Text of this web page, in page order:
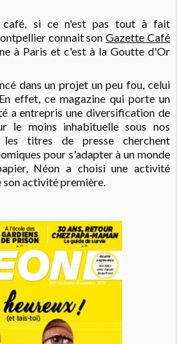
café, si ce n'est pas tout à fait
connait sonGazette Café
à Paris et c'est à la Goutte d'Or
dans un projet un peu fou, celui
effet, ce magazine qui porte un
a entrepris une diversification de
le moins inhabituelle sous nos
titres de presse cherchent
pour s'adapter à un monde
Néon a choisi une activité
son activité première.